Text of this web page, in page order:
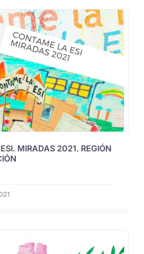
MIRADAS 2021. REGIÓN